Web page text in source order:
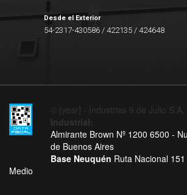
Desde el Exterior
54-2317-430586 / 422135 / 424648
© [year] - Industrias 9 de Julio S.A.
Industrial:
Almirante Brown Nº 1200 6500 -
de Buenos Aires
Base Neuquén Ruta Nacional
Medio